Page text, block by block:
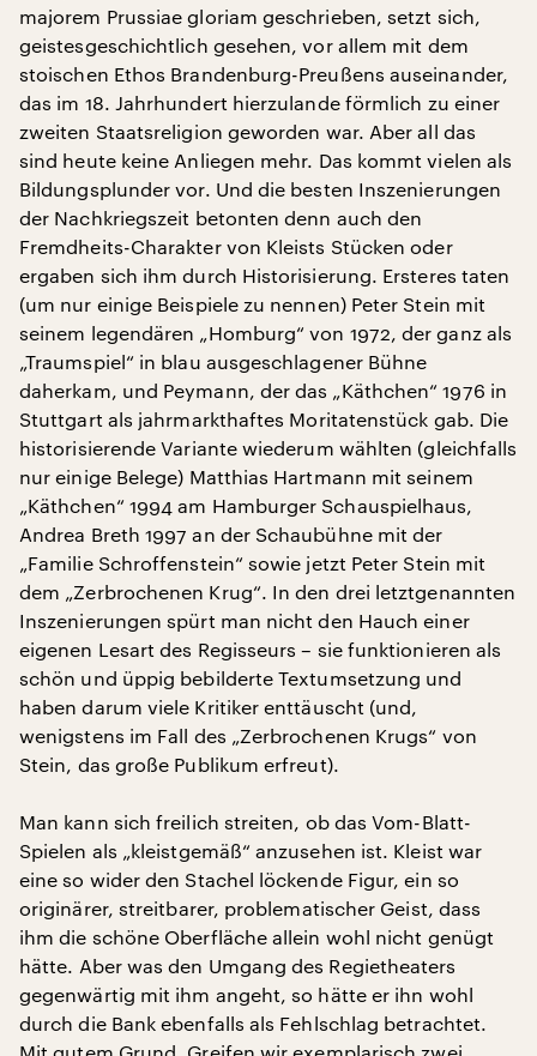
majorem Prussiae gloriam geschrieben, setzt sich,
geistesgeschichtlich gesehen, vor allem mit dem
stoischen Ethos Brandenburg-Preußens auseinander,
das im 18. Jahrhundert hierzulande förmlich zu einer
zweiten Staatsreligion geworden war. Aber all das
sind heute keine Anliegen mehr. Das kommt vielen als
Bildungsplunder vor. Und die besten Inszenierungen
der Nachkriegszeit betonten denn auch den
Fremdheits-Charakter von Kleists Stücken oder
ergaben sich ihm durch Historisierung. Ersteres taten
(um nur einige Beispiele zu nennen) Peter Stein mit
seinem legendären „Homburg“ von 1972, der ganz als
„Traumspiel“ in blau ausgeschlagener Bühne
daherkam, und Peymann, der das „Käthchen“ 1976 in
Stuttgart als jahrmarkthaftes Moritatenstück gab. Die
historisierende Variante wiederum wählten (gleichfalls
nur einige Belege) Matthias Hartmann mit seinem
„Käthchen“ 1994 am Hamburger Schauspielhaus,
Andrea Breth 1997 an der Schaubühne mit der
„Familie Schroffenstein“ sowie jetzt Peter Stein mit
dem „Zerbrochenen Krug“. In den drei letztgenannten
Inszenierungen spürt man nicht den Hauch einer
eigenen Lesart des Regisseurs – sie funktionieren als
schön und üppig bebilderte Textumsetzung und
haben darum viele Kritiker enttäuscht (und,
wenigstens im Fall des „Zerbrochenen Krugs“ von
Stein, das große Publikum erfreut).
Man kann sich freilich streiten, ob das Vom-Blatt-
Spielen als „kleistgemäß“ anzusehen ist. Kleist war
eine so wider den Stachel löckende Figur, ein so
originärer, streitbarer, problematischer Geist, dass
ihm die schöne Oberfläche allein wohl nicht genügt
hätte. Aber was den Umgang des Regietheaters
gegenwärtig mit ihm angeht, so hätte er ihn wohl
durch die Bank ebenfalls als Fehlschlag betrachtet.